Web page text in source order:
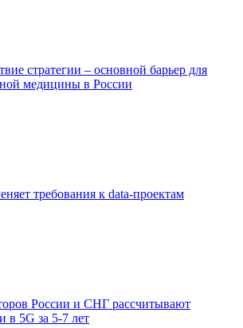
стратегии – основной барьер для
медицины в России
требования к data-проектам
России и СНГ рассчитывают
в 5G за 5-7 лет